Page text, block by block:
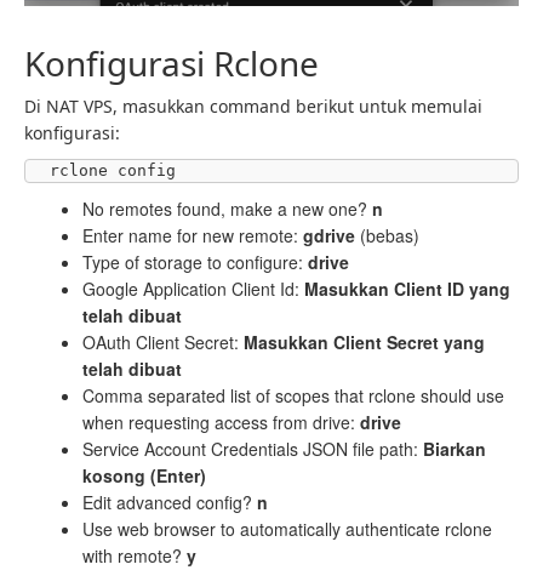
Konfigurasi Rclone
Di NAT VPS, masukkan command berikut untuk memulai
konfigurasi:
rclone config
No remotes found, make a new one? n
Enter name for new remote: gdrive (bebas)
Type of storage to configure: drive
Google Application Client Id: Masukkan Client ID yang
telah dibuat
OAuth Client Secret: Masukkan Client Secret yang
telah dibuat
Comma separated list of scopes that rclone should use
when requesting access from drive: drive
Service Account Credentials JSON file path: Biarkan
kosong (Enter)
Edit advanced config? n
Use web browser to automatically authenticate rclone
with remote? y